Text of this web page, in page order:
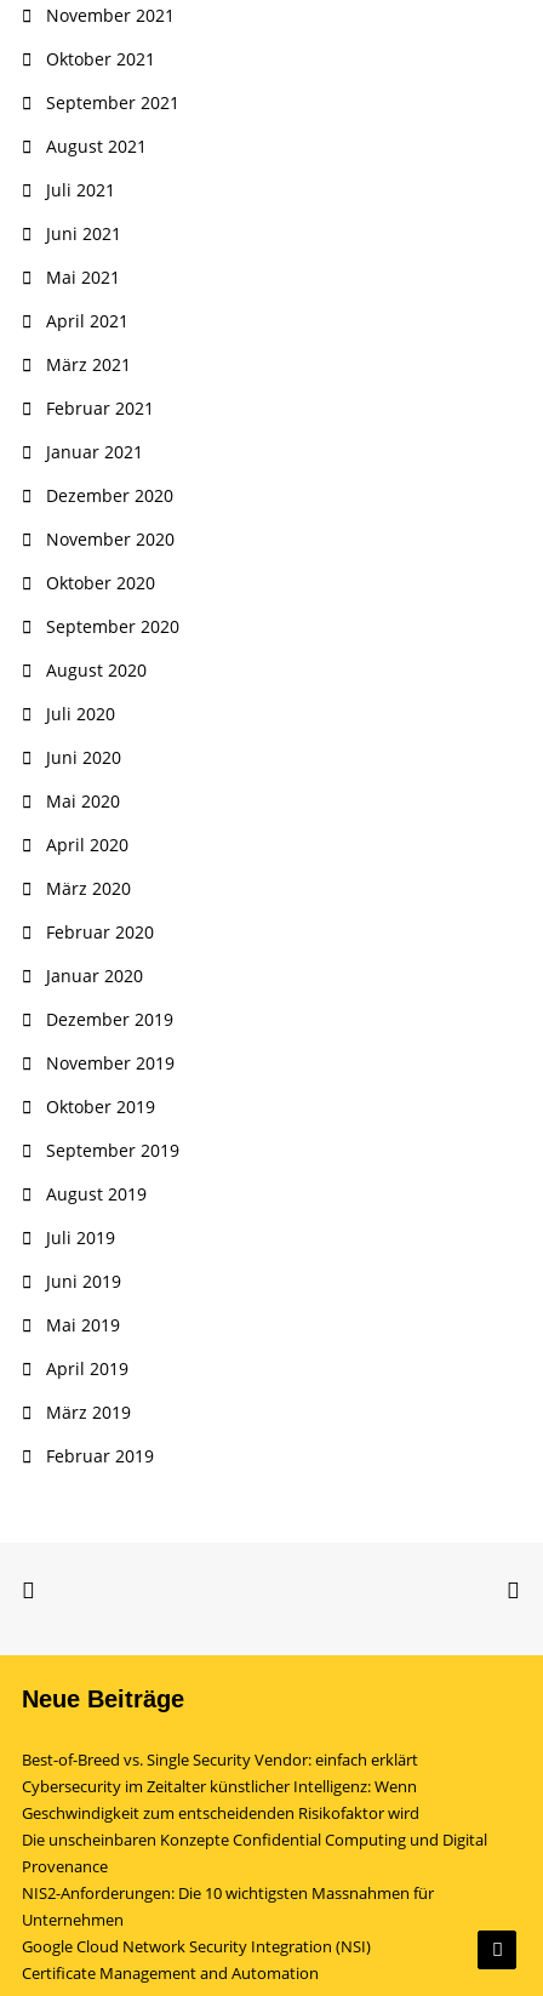
November 2021
Oktober 2021
September 2021
August 2021
Juli 2021
Juni 2021
Mai 2021
April 2021
März 2021
Februar 2021
Januar 2021
Dezember 2020
November 2020
Oktober 2020
September 2020
August 2020
Juli 2020
Juni 2020
Mai 2020
April 2020
März 2020
Februar 2020
Januar 2020
Dezember 2019
November 2019
Oktober 2019
September 2019
August 2019
Juli 2019
Juni 2019
Mai 2019
April 2019
März 2019
Februar 2019
Neue Beiträge
Best-of-Breed vs. Single Security Vendor: einfach erklärt
Cybersecurity im Zeitalter künstlicher Intelligenz: Wenn
Geschwindigkeit zum entscheidenden Risikofaktor wird
Die unscheinbaren Konzepte Confidential Computing und Digital
Provenance
NIS2-Anforderungen: Die 10 wichtigsten Massnahmen für
Unternehmen
Google Cloud Network Security Integration (NSI)
Certificate Management and Automation